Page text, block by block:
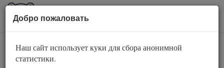
AuBook.org
Инкодеры. Рай
Добро пожаловать
Наш сайт использует куки для сбора анонимной
статистики.